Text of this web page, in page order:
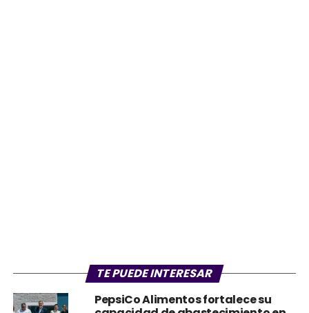
TE PUEDE INTERESAR
PepsiCo Alimentos fortalece su